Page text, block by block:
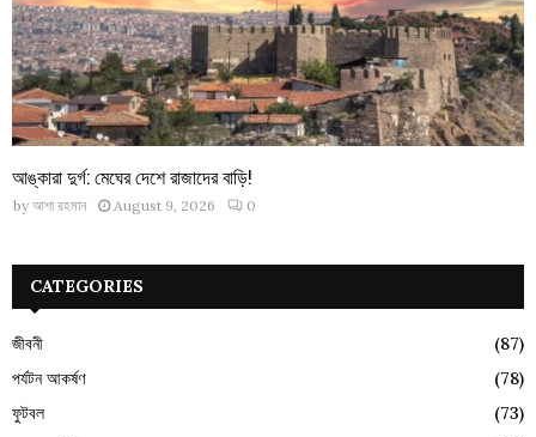
আঙ্কারা দুর্গ: মেঘের দেশে রাজাদের বাড়ি!
by আশা রহমান August 9, 2026 0
CATEGORIES
জীবনী
(87)
পর্যটন আকর্ষণ
(78)
ফুটবল
(73)